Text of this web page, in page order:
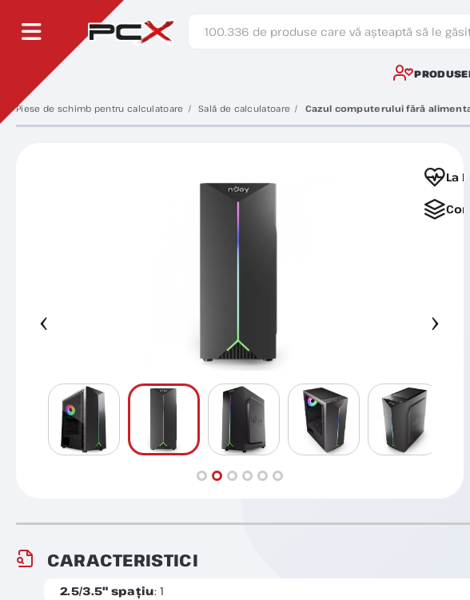
Piese de schimb pentru calculatoare Sală de calculatoare Cazul computerului fără
La
CARACTERISTICI
2.5/3.5" spațiu: 1